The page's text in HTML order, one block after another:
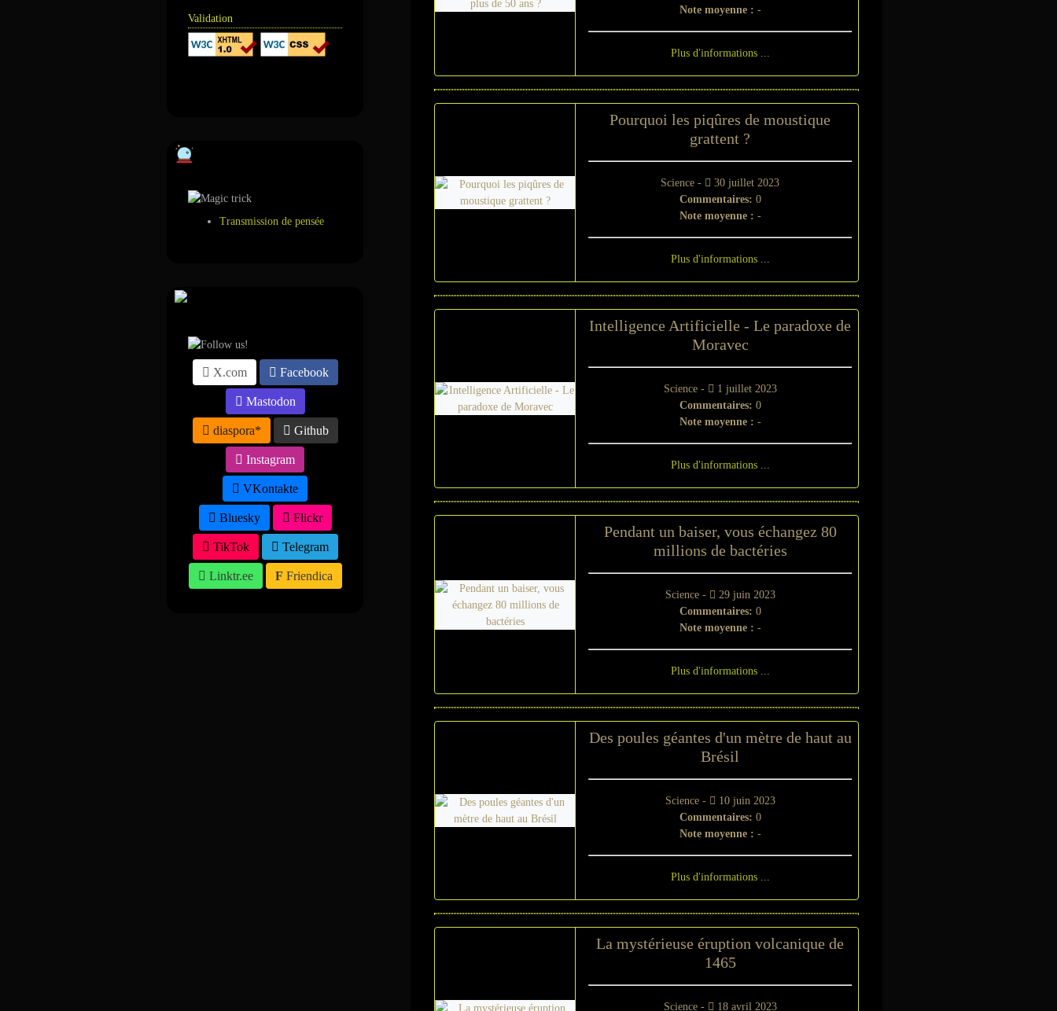
Validation
Transmission de pensée
X.com Facebook
Mastodon
diaspora* Github
Instagram
VKontakte
Bluesky Flickr
TikTok Telegram
Linktr.ee Friendica
Note moyenne : -
Plus d'informations ...
Pourquoi les piqûres de moustique
grattent ?
Science -
30 juillet 2023
Commentaires: 0
Note moyenne : -
Plus d'informations ...
Intelligence Artificielle - Le paradoxe de
Moravec
Science -
1 juillet 2023
Commentaires: 0
Note moyenne : -
Plus d'informations ...
Pendant un baiser, vous échangez 80
millions de bactéries
Science -
29 juin 2023
Commentaires: 0
Note moyenne : -
Plus d'informations ...
Des poules géantes d'un mètre de haut au
Brésil
Science -
10 juin 2023
Commentaires: 0
Note moyenne : -
Plus d'informations ...
La mystérieuse éruption volcanique de
1465
Science - 18 avril 2023